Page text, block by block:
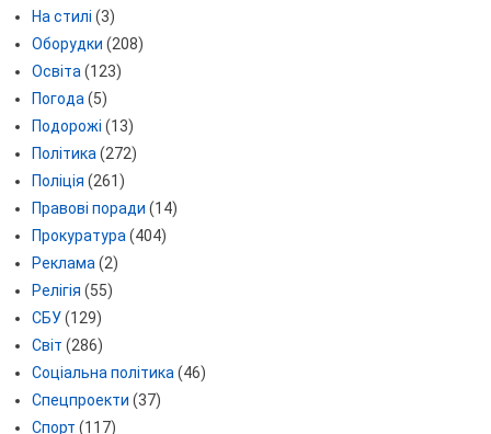
На стилі (3)
Оборудки (208)
Освіта (123)
Погода (5)
Подорожі (13)
Політика (272)
Поліція (261)
Правові поради (14)
Прокуратура (404)
Реклама (2)
Релігія (55)
СБУ(129)
Світ (286)
Соціальна політика (46)
Спецпроекти (37)
Спорт (117)